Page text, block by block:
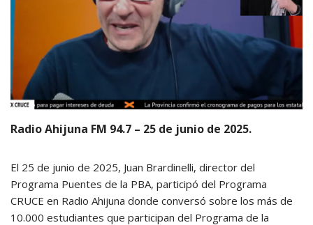
Radio Ahijuna FM 94.7 – 25 de junio de 2025.
El 25 de junio de 2025, Juan Brardinelli, director del
Programa Puentes de la PBA, participó del Programa
CRUCE en Radio Ahijuna donde conversó sobre los más de
10.000 estudiantes que participan del Programa de la